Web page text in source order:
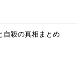
自殺の真相まとめ